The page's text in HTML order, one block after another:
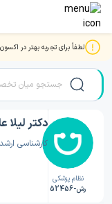
لطفاً برای تجربه بهتر در
صفحه اصلی/دکتر
نظام پزشکی
رش-52456
دکتر لیلا
کارشناسی